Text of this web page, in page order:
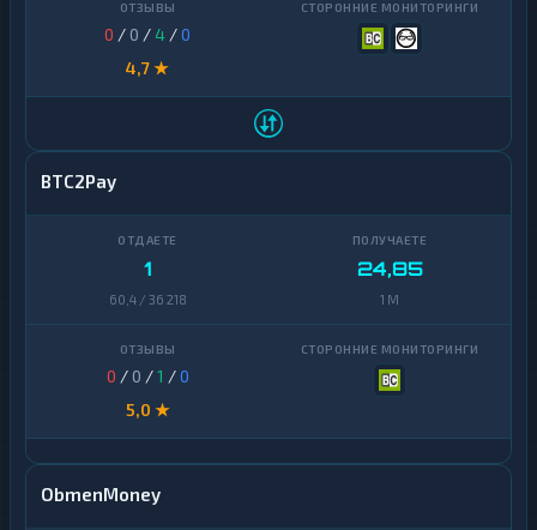
0 / 0 / 4 /0
4,7 ★
BTC2Pay
1
60,4 / 36 218
24,85
1 M
0 / 0 /1 /0
5,0 ★
ObmenMoney
Finance